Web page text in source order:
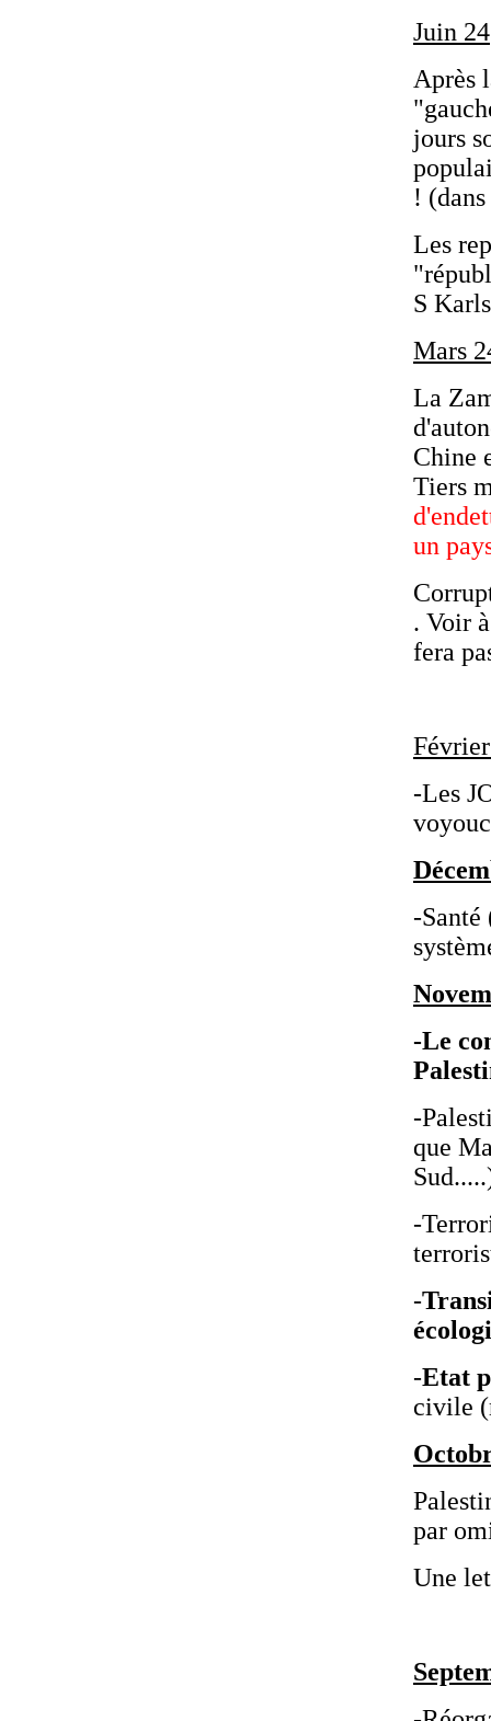
Juin 24
Après
jours
!
Les
S
Mars
La
Chine
Tiers
un
. Voir
fera
-Les
-Santé
-Le
-
que
-
-
-Etat
civile
par
Une